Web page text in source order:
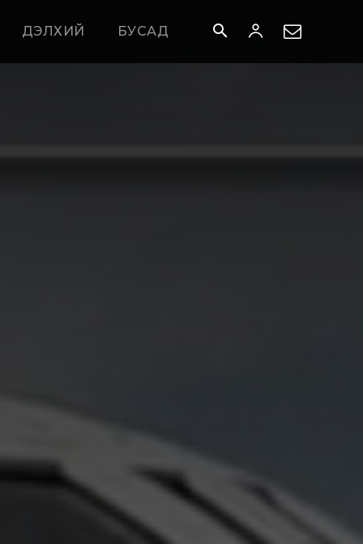
ДЭЛХИЙ БУСАД